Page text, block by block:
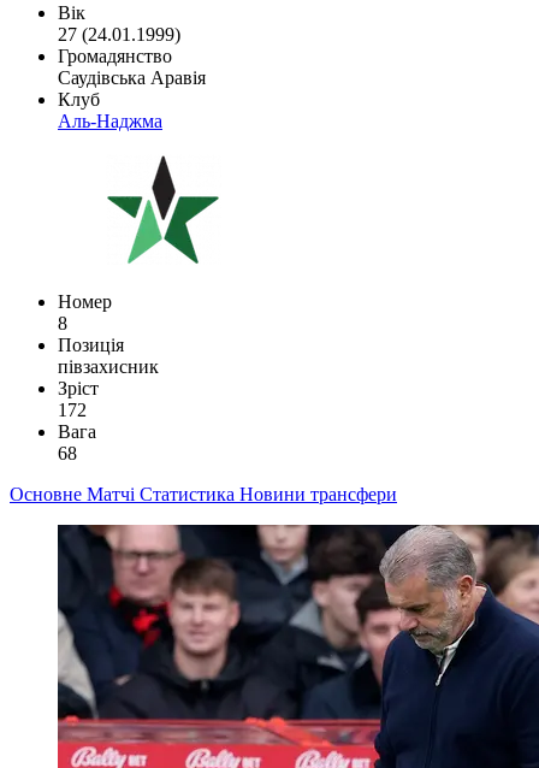
Вік
27 (24.01.1999)
Громадянство
Саудівська Аравія
Клуб
Аль-Наджма
Номер
8
Позиція
півзахисник
Зріст
172
Вага
68
Основне Матчі Статистика Новини трансфери